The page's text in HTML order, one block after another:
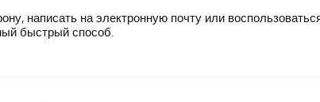
написать на электронную почту или
быстрый способ.